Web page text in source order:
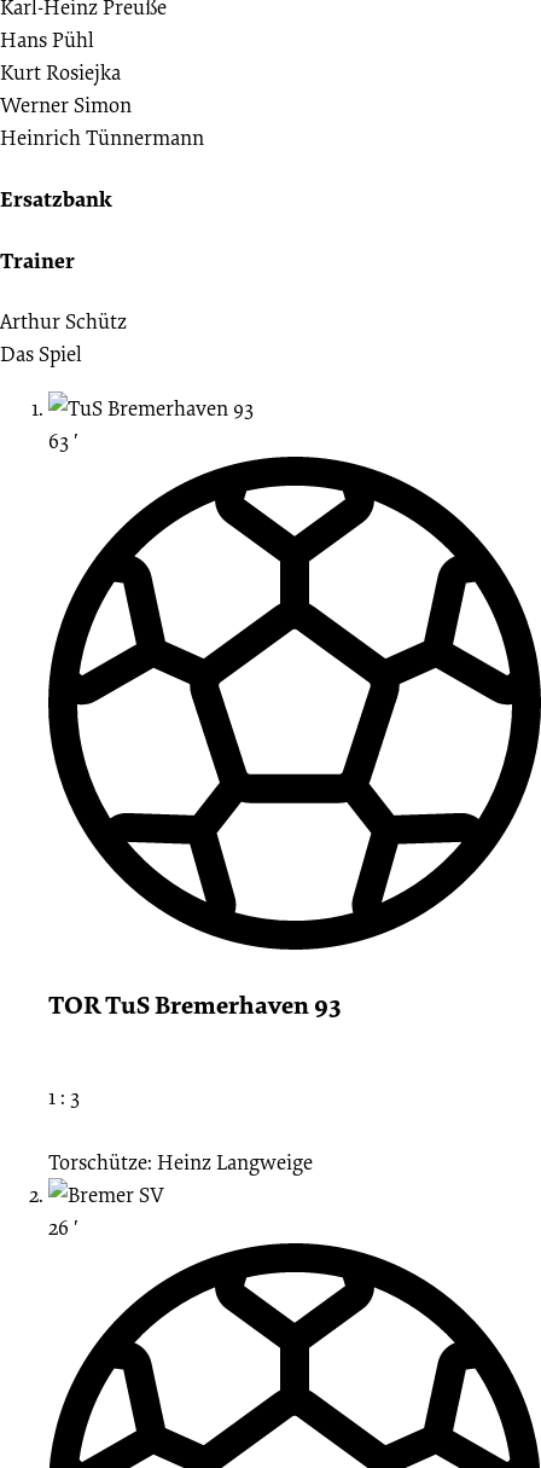
Karl-Heinz Preuße
Hans Pühl
Kurt Rosiejka
Werner Simon
Heinrich Tünnermann
Ersatzbank
Trainer
Arthur Schütz
Das Spiel
63 ′
TOR TuS Bremerhaven 93
1 : 3
Torschütze: Heinz Langweige
26 ′